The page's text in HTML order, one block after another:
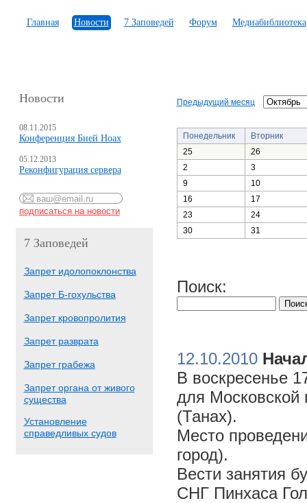
Главная Новости 7 Заповедей Форум Медиабиблиотека
Новости
08.11.2015
Конференция Бней Ноах
05.12.2013
Реконфигурация сервера
7 Заповедей
Запрет идолопоклонства
Запрет Б-гохульства
Запрет кровопролития
Запрет разврата
Запрет грабежа
Запрет органа от живого
существа
Установление
справедливых судов
Предыдущий месяц
Понедельник
Вторник
25
26
2
3
9
10
16
17
23
24
30
31
Поиск:
12.10.2010
В воскресенье
для Московской
(Танах).
Место
город).
Вести занятия
СНГ Пинхаса